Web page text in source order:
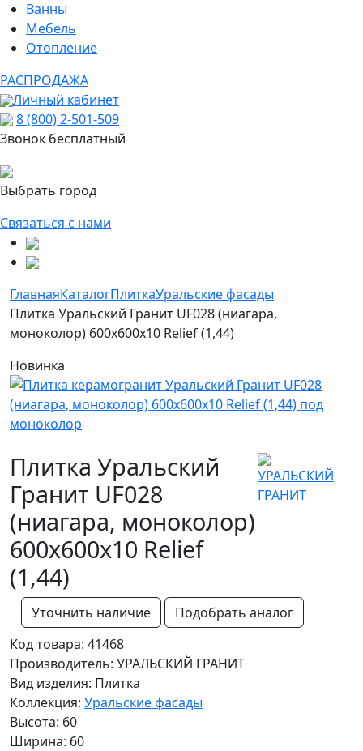
Ванны
Мебель
Отопление
РАСПРОДАЖА
Личный кабинет
8 (800) 2-501-509
Звонок бесплатный
Выбрать город
Связаться с нами
ГлавнаяКаталогПлиткаУральские фасады
Плитка Уральский Гранит UF028 (ниагара,
моноколор) 600х600х10 Relief (1,44)
Новинка
Плитка Уральский
Гранит UF028
(ниагара, моноколор)
600х600х10 Relief
(1,44)
Уточнить наличие
Подобрать аналог
Код товара: 41468
Производитель: УРАЛЬСКИЙ ГРАНИТ
Вид изделия: Плитка
Коллекция: Уральские фасады
Высота: 60
Ширина: 60